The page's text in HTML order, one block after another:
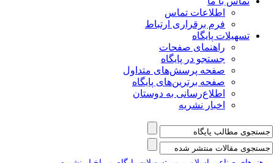
اطلاعات تماس
فرم برقراری ارتباط
پایگاه
راهنمای صفحات
جستجو در پایگاه
صفحه پرسش‌های متداول
صفحه برترین‌های پایگاه
اطلاع‌رسانی به دوستان
اخبار نشریه